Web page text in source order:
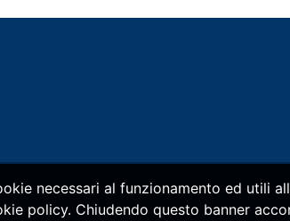
necessari al funzionamento ed utili
policy. Chiudendo questo banner